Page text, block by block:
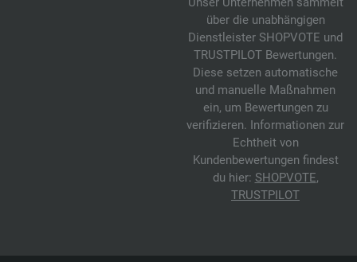
über die unabhängigen
Dienstleister SHOPVOTE und
TRUSTPILOT Bewertungen.
Diese setzen automatische
und manuelle Maßnahmen
ein, um Bewertungen zu
verifizieren. Informationen zur
Echtheit von
Kundenbewertungen findest
du hier: SHOPVOTE,
TRUSTPILOT